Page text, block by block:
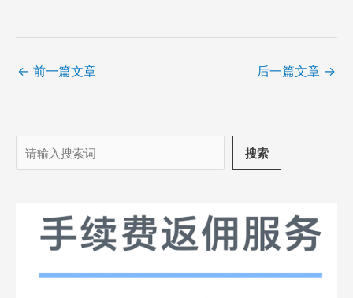
← 前一篇文章 后一篇文章 →
搜
索
搜索